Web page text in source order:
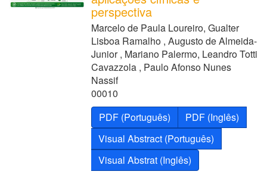
perspectiva
Marcelo de Paula Loureiro, Gualter
Lisboa Ramalho , Augusto de Almeida-
Junior , Mariano Palermo, Leandro Totti
Cavazzola , Paulo Afonso Nunes
Nassif
00010
PDF (Português)
PDF (Inglês)
Visual Abstract (Português)
Visual Abstrat (Inglês)